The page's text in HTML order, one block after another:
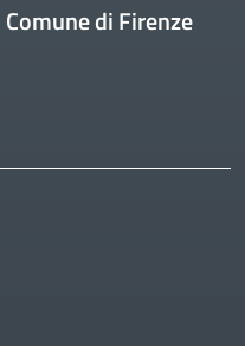
Comune di Firenze